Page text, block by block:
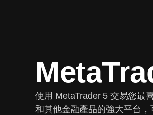
使用 MetaTrader 5 交易您最
和其他金融產品的強大平台，